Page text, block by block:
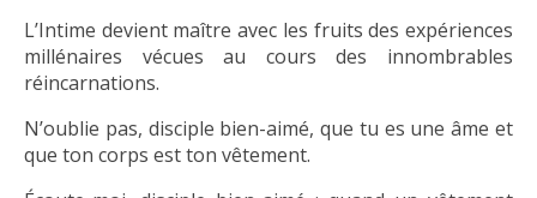
L’Intime devient maître avec les fruits des expériences
millénaires vécues au cours des innombrables
réincarnations.
N’oublie pas, disciple bien-aimé, que tu es une âme et
que ton corps est ton vêtement.